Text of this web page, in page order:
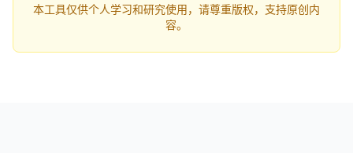
本工具仅供个人学习和研究使用，请尊重版权，支持原创内
容。